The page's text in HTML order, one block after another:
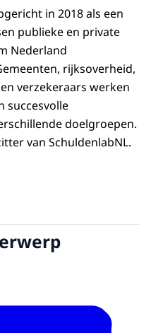
in 2018 als een
publieke en private
Nederland
rijksoverheid,
verzekeraars werken
succesvolle
doelgroepen.
van SchuldenlabNL.